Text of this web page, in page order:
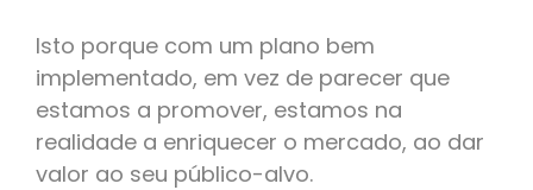
Isto porque com um plano bem
implementado, em vez de parecer que
estamos a promover, estamos na
realidade a enriquecer o mercado, ao dar
valor ao seu público-alvo.